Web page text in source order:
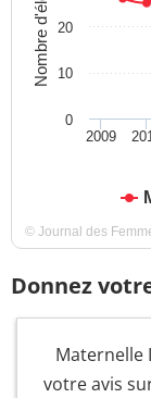
Nombre d'élèves
2009
0
10
20
© Journal des
Donnez
Maternelle
votre avis